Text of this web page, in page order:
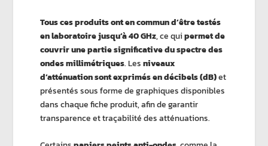
Tous ces produits ont en commun d’être testés
en laboratoire jusqu’à 40 GHz, ce quipermet de
couvrir une partie significative du spectre des
ondes millimétriques. Lesniveaux
d’atténuation sont exprimés en décibels (dB)et
présentés sous forme de graphiques disponibles
dans chaque fiche produit, afin de garantir
transparence et traçabilité des atténuations.